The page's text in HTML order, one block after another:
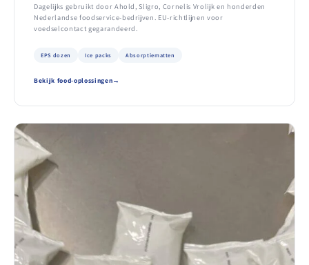
Dagelijks gebruikt door Ahold, Sligro, Cornelis Vrolijk en honderden
Nederlandse foodservice-bedrijven. EU-richtlijnen voor
voedselcontact gegarandeerd.
EPS dozen Ice packs Absorptiematten
Bekijk food-oplossingen